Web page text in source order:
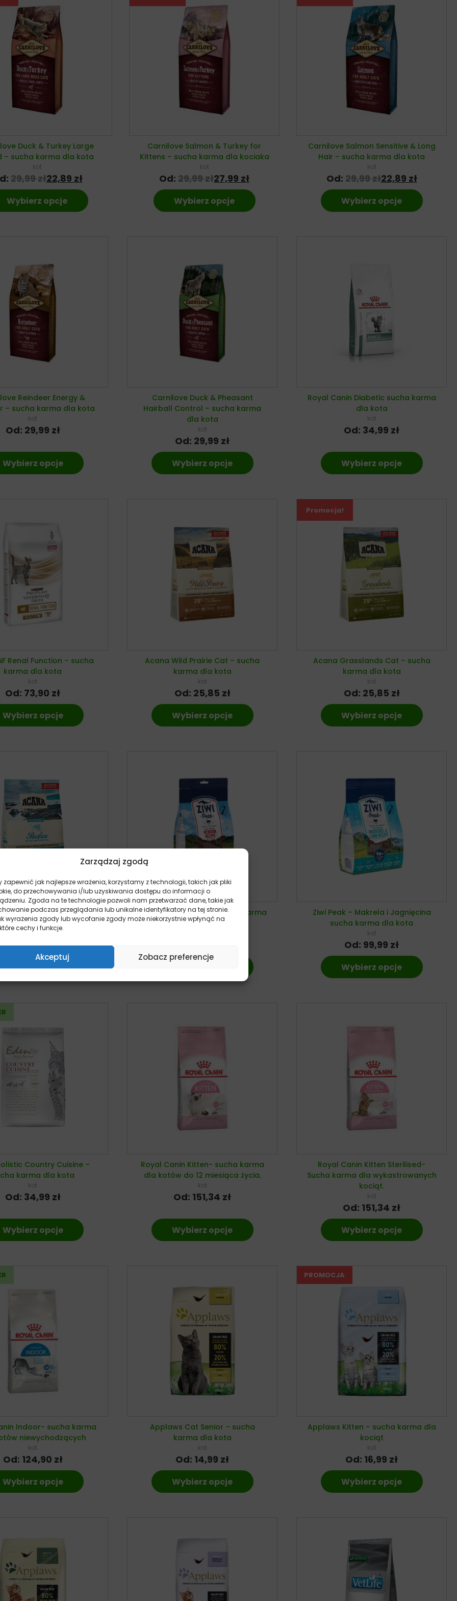
Zarządzaj zgodą
zapewnić jak najlepsze wrażenia, korzystamy z technologii, takich jak pliki
do przechowywania i/lub uzyskiwania dostępu do informacji o
Zgoda na te technologie pozwoli nam przetwarzać dane, takie jak
podczas przeglądania lub unikalne identyfikatory na tej stronie.
wyrażenia zgody lub wycofanie zgody może niekorzystnie wpłynąć na
cechy i funkcje.
Akceptuj Zobacz preferencje
Duck & Turkey Large
– sucha karma dla kota
kot
29,99zł22,89 zł
Wybierz opcje
Carnilove Salmon & Turkey for
Kittens – sucha karma dla kociaka
kot
Od:29,99zł27,99 zł
Wybierz opcje
Carnilove Salmon Sensitive & Long
Hair – sucha karma dla kota
kot
Od: 29,99zł22,89 zł
Wybierz opcje
Reindeer Energy &
– sucha karma dla kota
kot
Od: 29,99 zł
Wybierz opcje
Carnilove Duck & Pheasant
Hairball Control – sucha karma
dla kota
kot
Od: 29,99 zł
Wybierz opcje
Royal Canin Diabetic sucha karma
dla kota
kot
Od: 34,99 zł
Wybierz opcje
Renal Function – sucha
karma dla kota
kot
Od: 73,90 zł
Wybierz opcje
Acana Wild Prairie Cat – sucha
karma dla kota
kot
Od: 25,85 zł
Wybierz opcje
Promocja!
Acana Grasslands Cat – sucha
karma dla kota
kot
Od: 25,85 zł
Wybierz opcje
Pacifica Cat – sucha
karma dla kota
kot
Od:25,85zł
Wybierz opcje
Ziwi Peak – Dziczyzna sucha karma
dla kota
Ziwi Peak – Makrela i Jagnięcina
sucha karma dla kota
kot
Od: 99,99 zł
Wybierz opcje
Country Cuisine –
karma dla kota
kot
Od: 34,99 zł
Wybierz opcje
Royal Canin Kitten- sucha karma
dla kotów do 12 miesiąca życia.
kot
Od: 151,34 zł
Wybierz opcje
Royal Canin Kitten Sterilised-
Sucha karma dla wykastrowanych
kociąt.
kot
Od: 151,34 zł
Wybierz opcje
Indoor- sucha karma
niewychodzących
kot
Od: 124,90 zł
Wybierz opcje
Applaws Cat Senior – sucha
karma dla kota
kot
Od: 14,99 zł
Wybierz opcje
Applaws Kitten – sucha karma dla
kociąt
kot
Od: 16,99 zł
Wybierz opcje